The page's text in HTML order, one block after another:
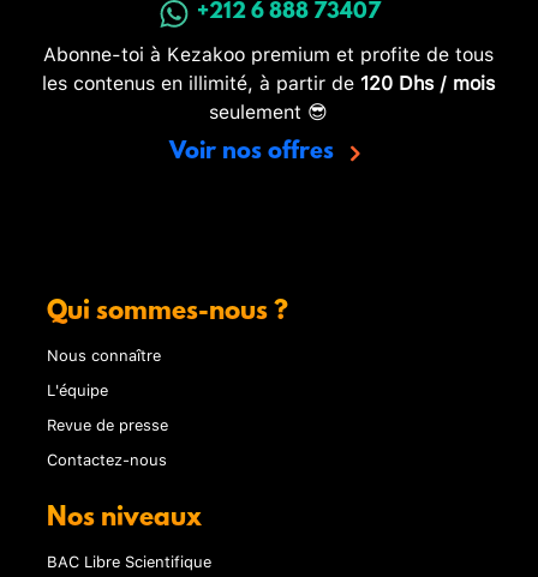
+212 6 888 73407
Abonne-toi à Kezakoo premium et profite de tous
les contenus en illimité, à partir de 120 Dhs / mois
seulement 😎
Voir nos offres
Qui sommes-nous ?
Nous connaître
L'équipe
Revue de presse
Contactez-nous
Nos niveaux
BAC Libre Scientifique